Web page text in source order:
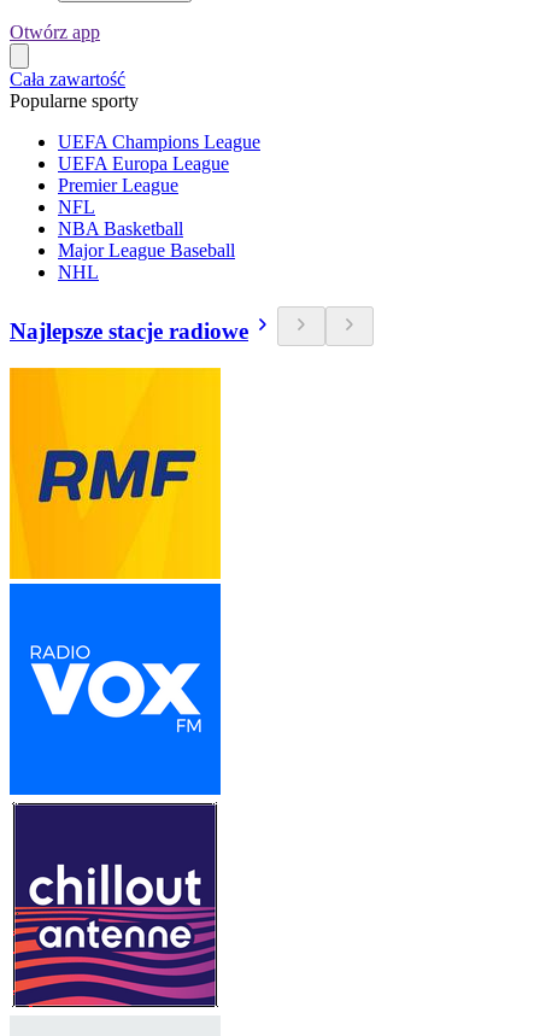
Otwórz app
Cała zawartość
Popularne sporty
UEFA Champions League
UEFA Europa League
Premier League
NFL
NBA Basketball
Major League Baseball
NHL
Najlepsze stacje radiowe